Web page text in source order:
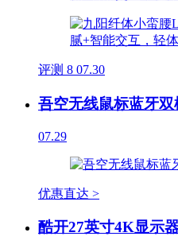
评测 8 07.30
吾空无线鼠标蓝牙双
07.29
优惠直达 >
酷开27英寸4K显示